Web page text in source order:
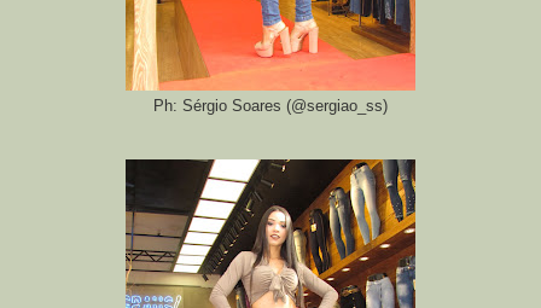
Ph: Sérgio Soares (@sergiao_ss)